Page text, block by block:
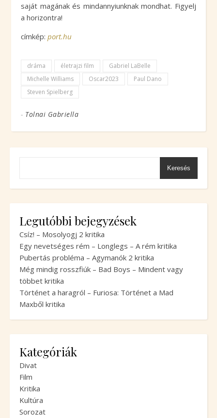
saját magának és mindannyiunknak mondhat. Figyelj
a horizontra!
címkép: port.hu
dráma életrajzi film
Gabriel LaBelle
Michelle Williams
Oscar2023
Paul Dano
Steven Spielberg
- Tolnai Gabriella
Keresés
Legutóbbi bejegyzések
Csíz! – Mosolyogj 2 kritika
Egy nevetséges rém – Longlegs – A rém kritika
Pubertás probléma – Agymanók 2 kritika
Még mindig rosszfiúk – Bad Boys – Mindent vagy
többet kritika
Történet a haragról – Furiosa: Történet a Mad
Maxből kritika
Kategóriák
Divat
Film
Kritika
Kultúra
Sorozat